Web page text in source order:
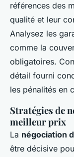
références des
qualité et leur
Analysez les
comme la
obligatoires.
détail fourni
les pénalités en
Stratégies de
meilleur prix
La négociation
être décisive